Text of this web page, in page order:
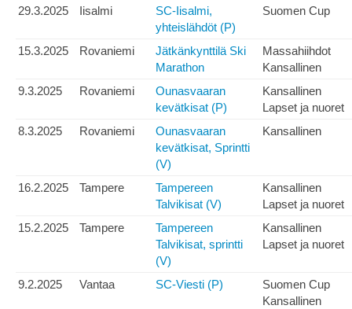
29.3.2025
Iisalmi
SC-Iisalmi,
yhteislähdöt (P)
Suomen Cup
15.3.2025 Rovaniemi
Jätkänkynttilä Ski
Marathon
Massahiihdot
Kansallinen
9.3.2025
Rovaniemi
Ounasvaaran
kevätkisat (P)
Kansallinen
Lapset ja nuoret
8.3.2025
Rovaniemi
Ounasvaaran
kevätkisat, Sprintti
(V)
Kansallinen
16.2.2025 Tampere
Tampereen
Talvikisat (V)
Kansallinen
Lapset ja nuoret
15.2.2025
Tampere
Tampereen
Talvikisat, sprintti
(V)
Kansallinen
Lapset ja nuoret
9.2.2025 Vantaa SC-Viesti (P)
Suomen Cup
Kansallinen